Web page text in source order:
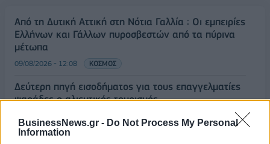
BusinessNews.gr - Do Not Process My Personal
Information
Από τη Δυτική Αττική στη Νότια Γαλλία : Οι εμπειρίες
Ελλήνων και Γάλλων πυροσβεστών από τα πύρινα
μέτωπα
09/08/2026 - 12:08 ΚΟΣΜΟΣ
Δεύτερη πηγή εισοδήματος για τους επαγγελματίες
ψαράδες ο αλιευτικός τουρισμός
Τ. Θεοδωρικάκος: Η ενίσχυση της βιομηχανίας